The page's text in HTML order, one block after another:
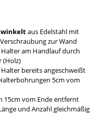
aus Edelstahl mit
zur Wand
am Handlauf durch
(Holz)
bereits angeschweißt
5cm vom
15cm vom Ende entfernt
und Anzahl gleichmäßig